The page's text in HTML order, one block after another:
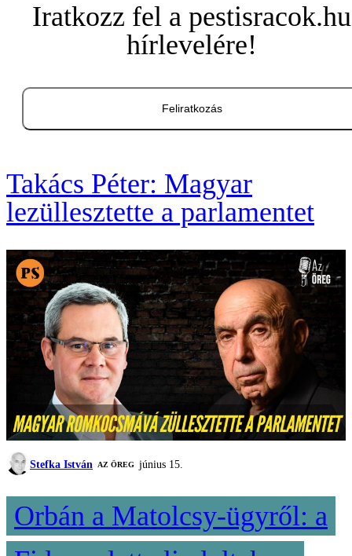
Iratkozz fel a pestisracok.hu
hírlevelére!
Feliratkozás
Takács Péter: Magyar
lezüllesztette a parlamentet
Stefka István AZ ÖREG június 15.
Orbán a Matolcsy-ügyről: a